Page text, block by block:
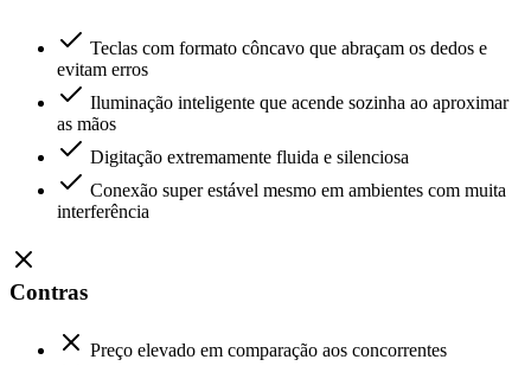
Teclas com formato côncavo que abraçam os dedos e
evitam erros
Iluminação inteligente que acende sozinha ao aproximar
as mãos
Digitação extremamente fluida e silenciosa
Conexão super estável mesmo em ambientes com muita
interferência
Contras
Preço elevado em comparação aos concorrentes